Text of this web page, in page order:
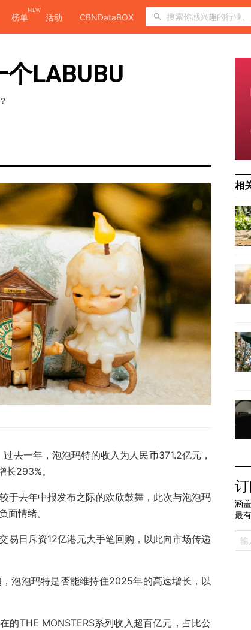
榜单
NEW
活动 CBNDataBOX
LABUBU
去一年，泡泡玛特的收入为人民币371.2亿元，
长293%。
于去年中报发布之际的欢欣鼓舞，此次与泡泡玛
面情绪。
易日斥资12亿港元大手笔回购，以此向市场传递
泡泡玛特是否能维持住2025年的高速增长，以
的THE MONSTERS系列收入超百亿元，占比公
相
涵
最